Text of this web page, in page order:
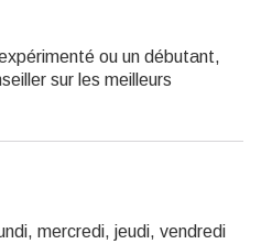
ou un débutant,
sur les meilleurs
mercredi, jeudi, vendredi